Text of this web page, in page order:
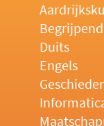
Duits
Engels